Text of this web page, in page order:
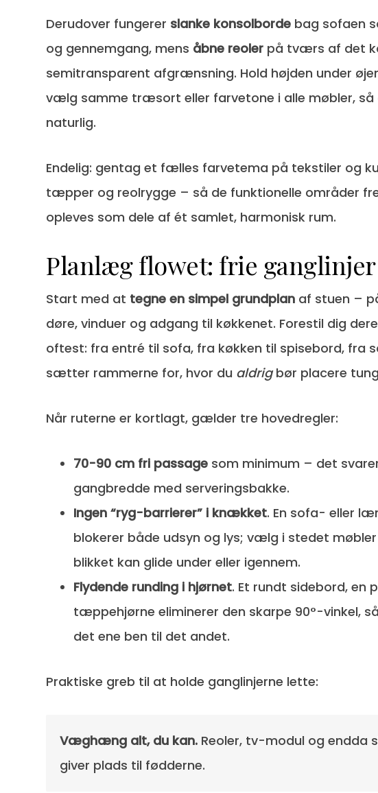
Derudover fungerer slanke konsolborde bag sofaen
og gennemgang, mens åbne reoler på tværs af det
semitransparent afgrænsning. Hold højden under
vælg samme træsort eller farvetone i alle møbler, så
naturlig.
Endelig: gentag et fælles farvetema på tekstiler og
tæpper og reolrygge – så de funktionelle områder
opleves som dele af ét samlet, harmonisk rum.
Planlæg flowet: frie
Start med at tegne en simpel grundplan af stuen –
døre, vinduer og adgang til køkkenet. Forestil dig
oftest: fra entré til sofa, fra køkken til spisebord, fra
sætter rammerne for, hvor du aldrigbør placere
Når ruterne er kortlagt, gælder tre hovedregler:
70-90 cm fri passage som minimum – det
gangbredde med serveringsbakke.
Ingen “ryg-barrierer” i knækket. En sofa- eller
blokerer både udsyn og lys; vælg i stedet
blikket kan glide under eller igennem.
Flydende runding i hjørnet. Et rundt sidebord, en
tæppehjørne eliminerer den skarpe 90°-vinkel,
det ene ben til det andet.
Praktiske greb til at holde ganglinjerne lette:
Væghæng alt, du kan. Reoler, tv-modul og endda
giver plads til fødderne.